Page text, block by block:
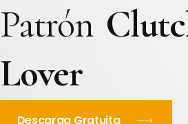
Patrón
Lover
Descarga Gratuita